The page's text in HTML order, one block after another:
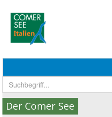
Der Comer See